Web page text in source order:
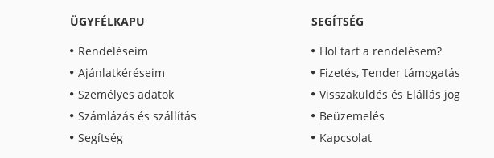
ÜGYFÉLKAPU
Rendeléseim
Ajánlatkéréseim
Személyes adatok
Számlázás és szállítás
Segítség
SEGÍTSÉG
Hol tart a rendelésem?
Fizetés, Tender támogatás
Visszaküldés és Elállás jog
Beüzemelés
Kapcsolat